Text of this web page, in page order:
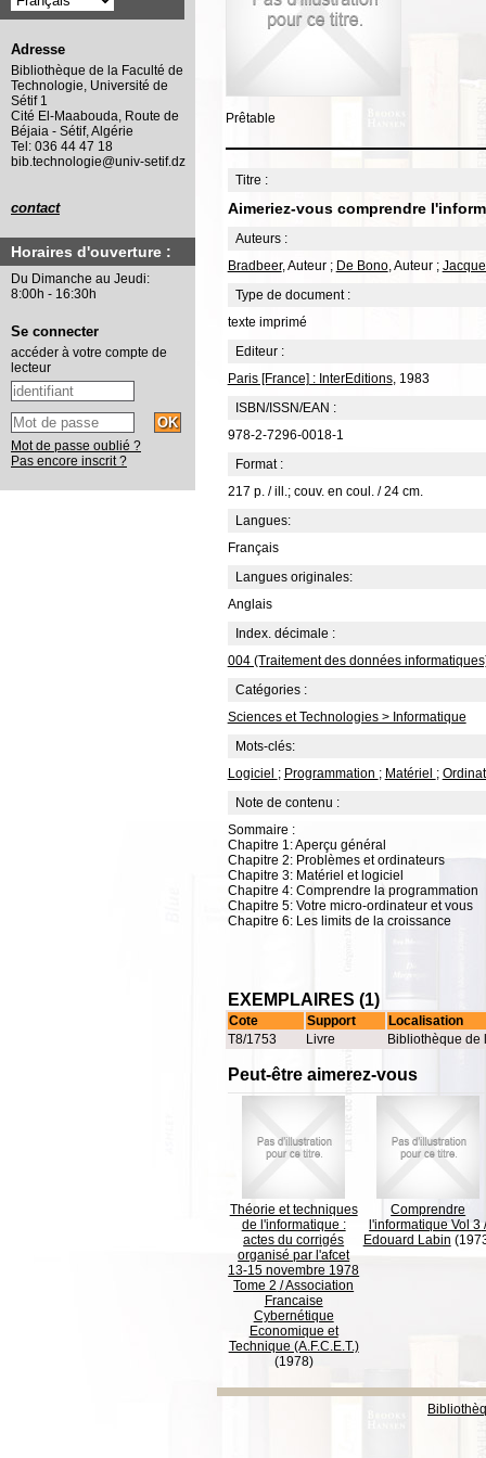
Prêtable
Titre :
Aimeriez-vous comprendre
Auteurs :
Bradbeer, Auteur ; De Bono, Auteur ;
Type de document :
texte imprimé
Editeur :
Paris [France] : InterEditions, 1983
ISBN/ISSN/EAN :
978-2-7296-0018-1
Format :
217 p. / ill.; couv. en coul. / 24 cm.
Langues:
Français
Langues originales:
Anglais
Index. décimale :
004 (Traitement des données
Catégories :
Sciences et Technologies > Informatique
Mots-clés:
Logiciel ; Programmation ; Matériel ;
Note de contenu :
Sommaire :
Chapitre 1: Aperçu général
Chapitre 2: Problèmes et ordinateurs
Chapitre 3: Matériel et logiciel
Chapitre 4: Comprendre la programmation
Chapitre 5: Votre micro-ordinateur et vous
Chapitre 6: Les limits de la croissance
EXEMPLAIRES (1)
Cote Support
Localisation
T8/1753
Livre Bibliothèque de
Peut-être aimerez-vous
Théorie et techniques
de l'informatique :
actes du corrigés
organisé par l'afcet
13-15 novembre 1978
Tome 2 /Association
Francaise
Cybernétique
Economique et
Technique (A.F.C.E.T.)
(1978)
Comprendre
l'informatique Vol 3
Edouard Labin
Adresse
Bibliothèque de la Faculté de
Technologie, Université de
Sétif 1
Cité El-Maabouda, Route de
Béjaia - Sétif, Algérie
Tel: 036 44 47 18
bib.technologie@univ-setif.dz
contact
Horaires d'ouverture :
Du Dimanche au Jeudi:
8:00h - 16:30h
Se connecter
accéder à votre compte de
lecteur
Mot de passe oublié ?
Pas encore inscrit ?